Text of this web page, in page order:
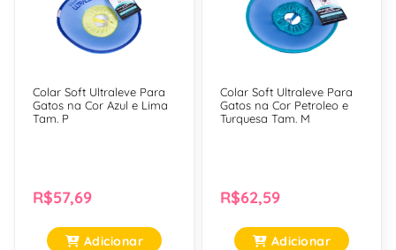
Colar Soft Ultraleve Para
Gatos na Cor Azul e Lima
Tam. P
R$57,69
Adicionar
Colar Soft Ultraleve Para
Gatos na Cor Petroleo e
Turquesa Tam. M
R$62,59
Adicionar